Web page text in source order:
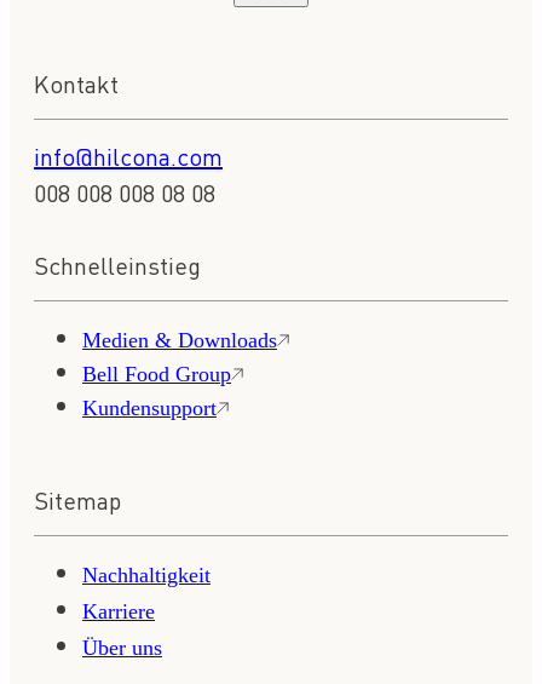
Kontakt
info@hilcona.com
008 008 008 08 08
Schnelleinstieg
Medien & Downloads
Bell Food Group
Kundensupport
Sitemap
Nachhaltigkeit
Karriere
Über uns